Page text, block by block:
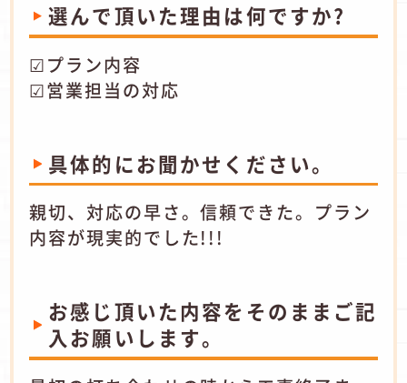
選んで頂いた理由は何ですか?
☑プラン内容
☑営業担当の対応
具体的にお聞かせください。
親切、対応の早さ。信頼できた。プラン
内容が現実的でした!!!
お感じ頂いた内容をそのままご記
入お願いします。